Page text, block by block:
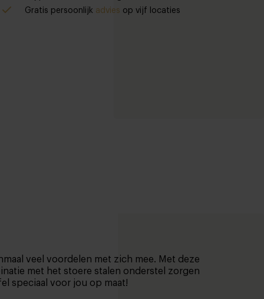
Gratis persoonlijk advies op vijf locaties
veel voordelen met zich mee. Met deze
met het stoere stalen onderstel zorgen
speciaal voor jou op maat!